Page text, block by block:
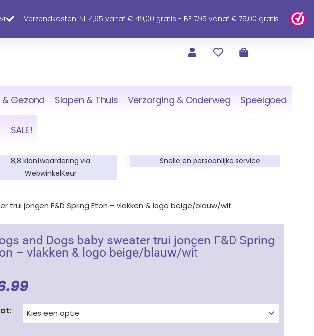
Verzendkosten: NL 4,95 vanaf € 49,00 gratis - BE 7,95 vanaf € 75,00 gratis
& Gezond Slapen & Thuis Verzorging & Onderweg Speelgoed
SALE!
8,8 klantwaardering via
WebwinkelKeur
Snelle en persoonlijke service
trui jongen F&D Spring Eton – vlakken & logo beige/blauw/wit
and Dogs baby sweater trui jongen F&D Spring
– vlakken & logo beige/blauw/wit